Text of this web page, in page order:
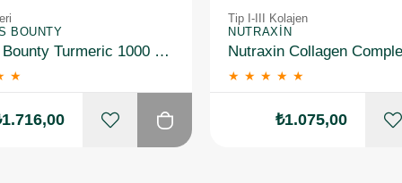
BOUNTY
Natures Bounty Turmeric 1000 mg Plus Black Pepper 60 Kapsül 2 Adet
★
Tip I-III Kolajen
NUTRAXIN
★ ★ ★ ★ ★
₺1.075,00